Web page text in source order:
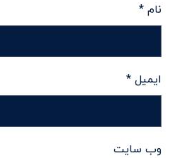
نام*
ایمیل*
وب‌ سایت